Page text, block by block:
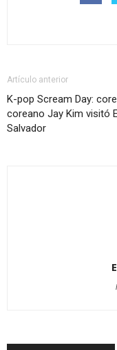
Artículo anterior
K-pop Scream Day:
coreano Jay Kim visitó
Salvador